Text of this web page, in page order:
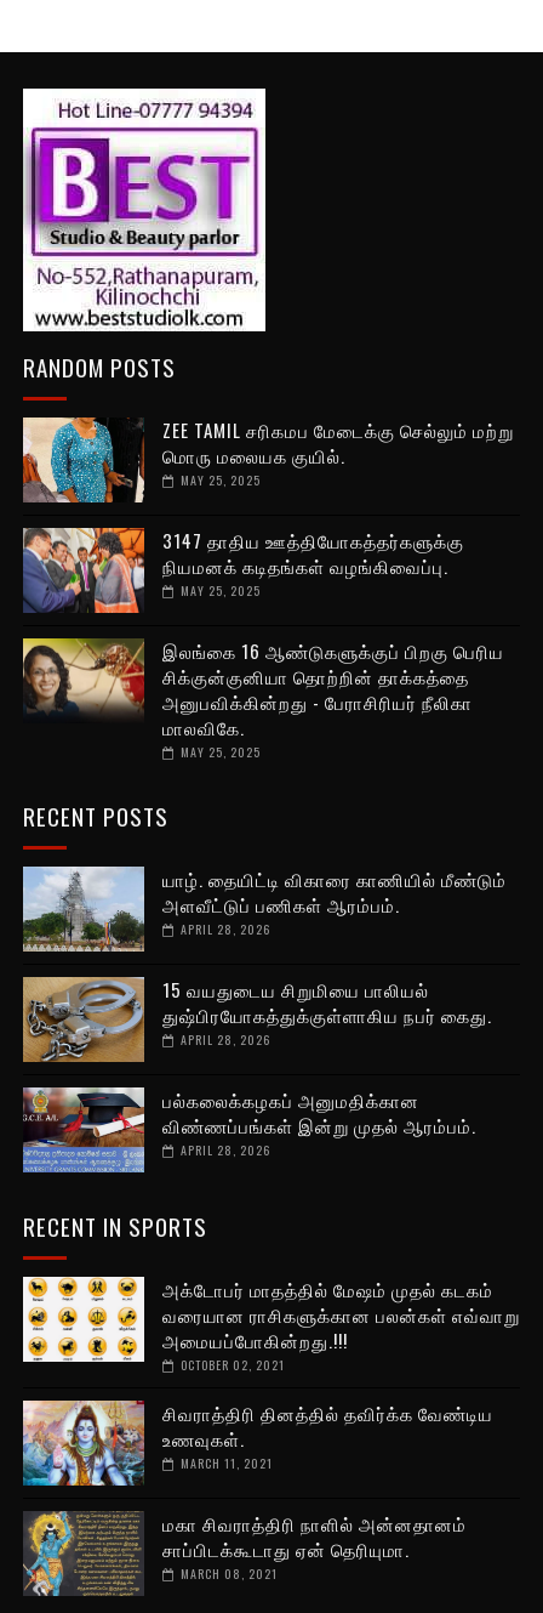
RANDOM POSTS
ZEE TAMIL சரிகமப மேடைக்கு செல்லும் மற்று
மொரு மலையக குயில்.
MAY 25, 2025
3147 தாதிய ஊத்தியோகத்தர்களுக்கு
நியமனக் கடிதங்கள் வழங்கிவைப்பு.
MAY 25, 2025
இலங்கை 16 ஆண்டுகளுக்குப் பிறகு பெரிய
சிக்குன்குனியா தொற்றின் தாக்கத்தை
அனுபவிக்கின்றது - பேராசிரியர் நீலிகா
மாலவிகே.
MAY 25, 2025
RECENT POSTS
யாழ். தையிட்டி விகாரை காணியில் மீண்டும்
அளவீட்டுப் பணிகள் ஆரம்பம்.
APRIL 28, 2026
15 வயதுடைய சிறுமியை பாலியல்
துஷ்பிரயோகத்துக்குள்ளாகிய நபர் கைது.
APRIL 28, 2026
பல்கலைக்கழகப் அனுமதிக்கான
விண்ணப்பங்கள் இன்று முதல் ஆரம்பம்.
APRIL 28, 2026
RECENT IN SPORTS
அக்டோபர் மாதத்தில் மேஷம் முதல் கடகம்
வரையான ராசிகளுக்கான பலன்கள் எவ்வாறு
அமையப்போகின்றது.!!!
OCTOBER 02, 2021
சிவராத்திரி தினத்தில் தவிர்க்க வேண்டிய
உணவுகள்.
MARCH 11, 2021
மகா சிவராத்திரி நாளில் அன்னதானம்
சாப்பிடக்கூடாது ஏன் தெரியுமா.
MARCH 08, 2021